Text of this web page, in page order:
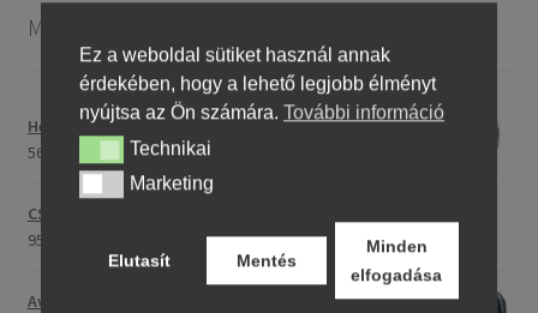
Motorkerékpár gumiabroncsok
Heidenau 5.00 - 16 76P P29 TT
56017,40 Ft
CST C-186 3.00 - 23 59P TT (első/hátsó)
95187,21 Ft
Avon Roadrider MKII 90/90 - 18 51V TL (első/hátsó)
Ez a weboldal sütiket használ annak
érdekében, hogy a lehető legjobb élményt
nyújtsa az Ön számára. További információ
TechnikaiTechnikai
MarketingMarketing
Elutasít Mentés
Minden
elfogadása